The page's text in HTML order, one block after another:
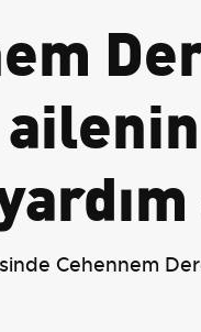
Cehennem